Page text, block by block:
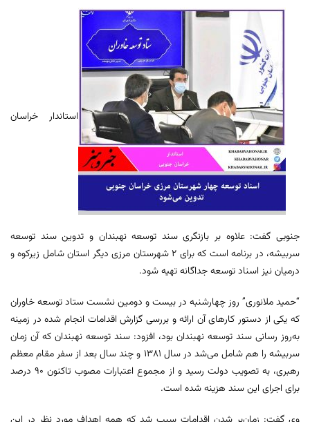
استاندار خراسان
جنوبی گفت: علاوه بر بازنگری سند توسعه نهبندان و تدوین سند توسعه
سربیشه، در برنامه است که برای ۲ شهرستان مرزی دیگر استان شامل زیرکوه و
درمیان نیز اسناد توسعه جداگانه تهیه شود.
“حمید ملانوری” روز چهارشنبه در بیست و دومین نشست ستاد توسعه خاوران
که یکی از دستور کارهای آن ارائه و بررسی گزارش اقدامات انجام شده در زمینه
به‌روز رسانی سند توسعه نهبندان بود، افزود: سند توسعه نهبندان که آن زمان
سربیشه را هم شامل می‌شد در سال ۱۳۸۱ و چند سال بعد از سفر مقام معظم
رهبری، به تصویب دولت رسید و از مجموع اعتبارات مصوب تاکنون ۹۰ درصد
برای اجرای این سند هزینه شده است.